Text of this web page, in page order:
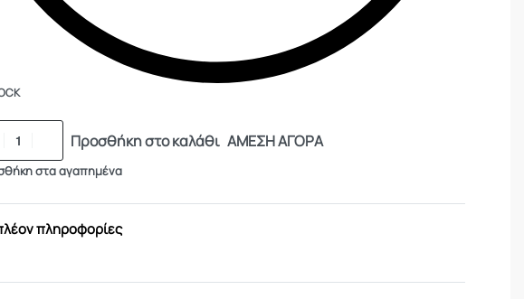
Προσθήκη στο καλάθι ΑΜΕΣΗ ΑΓΟΡΑ
στα αγαπημένα
πληροφορίες